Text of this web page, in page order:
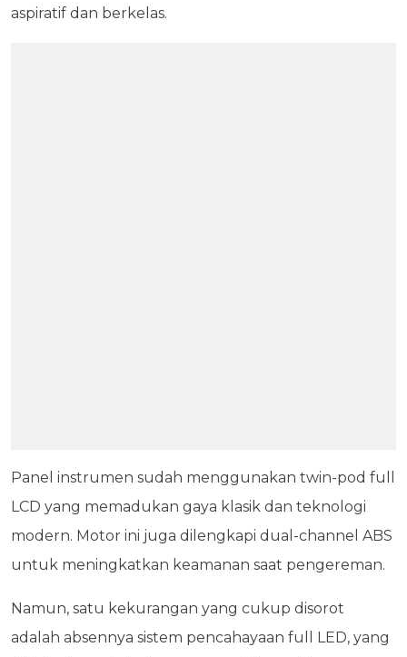
aspiratif dan berkelas.
Panel instrumen sudah menggunakan twin-pod full
LCD yang memadukan gaya klasik dan teknologi
modern. Motor ini juga dilengkapi dual-channel ABS
untuk meningkatkan keamanan saat pengereman.
Namun, satu kekurangan yang cukup disorot
adalah absennya sistem pencahayaan full LED, yang